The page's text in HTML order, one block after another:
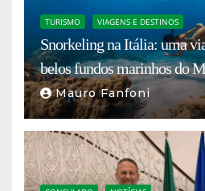
TURISMO VIAGENS E DESTINOS
Snorkeling na Itália: uma
belos fundos marinhos do
Mauro Fanfoni